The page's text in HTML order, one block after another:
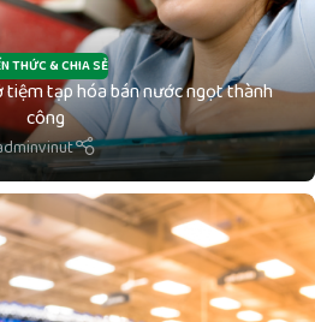
THỨC & CHIA SẺ
tiệm tạp hóa bán nước ngọt thành
công